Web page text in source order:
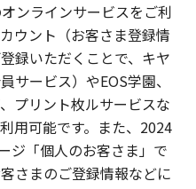
ンラインサービスをご利
ウント（お客さま登録情
録いただくことで、キヤ
サービス）やEOS学園、
プリント枚ルサービスな
用可能です。また、2024
ジ「個人のお客さま」で
さまのご登録情報などに